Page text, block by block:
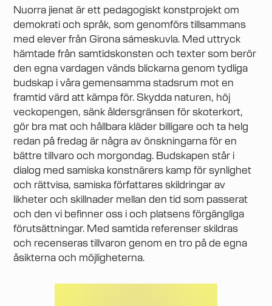
Nuorra jienat är ett pedagogiskt konstprojekt om
demokrati och språk, som genomförs tillsammans
med elever från Girona sámeskuvla. Med uttryck
hämtade från samtidskonsten och texter som berör
den egna vardagen vänds blickarna genom tydliga
budskap i våra gemensamma stadsrum mot en
framtid värd att kämpa för. Skydda naturen, höj
veckopengen, sänk åldersgränsen för skoterkort,
gör bra mat och hållbara kläder billigare och ta helg
redan på fredag är några av önskningarna för en
bättre tillvaro och morgondag. Budskapen står i
dialog med samiska konstnärers kamp för synlighet
och rättvisa, samiska författares skildringar av
likheter och skillnader mellan den tid som passerat
och den vi befinner oss i och platsens förgängliga
förutsättningar. Med samtida referenser skildras
och recenseras tillvaron genom en tro på de egna
åsikterna och möjligheterna.